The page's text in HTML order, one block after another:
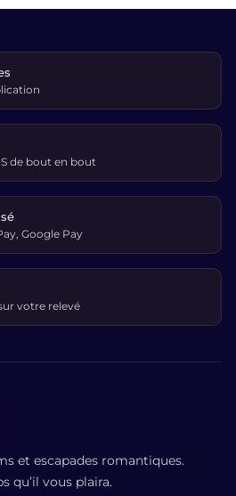
de bout en bout
Google Pay
votre relevé
et escapades romantiques.
qu’il vous plaira.